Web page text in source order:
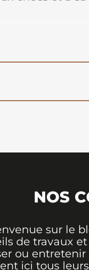
choix de déco.
NOS
sur le
de travaux
ou
ici tous